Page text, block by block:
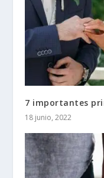
7 importantes
18 junio, 2022